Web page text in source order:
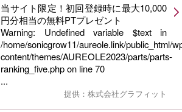
当サイト限定！初回登録時に最大10,000
円分相当の無料PTプレゼント
Warning: Undefined variable $text in
/home/sonicgrow11/aureole.link/public_html/
content/themes/AUREOLE2023/parts/parts-
ranking_five.phpon line70
...
提供：株式会社グラフィット